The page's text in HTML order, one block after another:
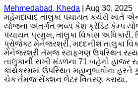
Mehmedabad, Kheda
Aug 30, 2025
મહેમદાવાદ તાલુકા પંચાયત કચેરી
યોજના અંતર્ગત ભવ્ય કેશ ક્રેડિટ કેમ્પ
પંચાયત પ્રમુખ, તાલુકા વિકાસ અધિકારી,
પ્રોજેક્ટ મેનેજરશ્રી, મદદનીશ તાલુકા
મેનેજરશ્રી તૅમજ સ્ટાફગણ ઉપસ્થિત
તાલુકાની સખી મંડળના 71 બહેનો હાજર
કાર્યક્રમમાં ઉપસ્થિત મહાનુભાવોના
ચેક તૅમજ સેંક્શન લેટર વિતરણ કરાયા.